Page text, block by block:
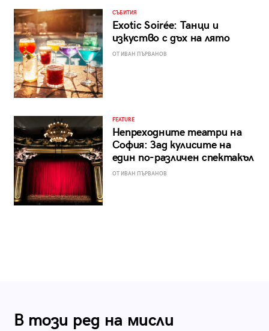
СЪБИТИЯ
Exotic Soirée: Танци и
изкуство с дъх на лято
ОТ ИВАН ПЪРВАНОВ
FEATURE
Непреходните театри на
София: Зад кулисите на
един по-различен спектакъл
ОТ ИВАН ПЪРВАНОВ
В този ред на мисли